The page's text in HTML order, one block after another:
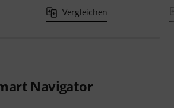
Vergleichen
Navigator